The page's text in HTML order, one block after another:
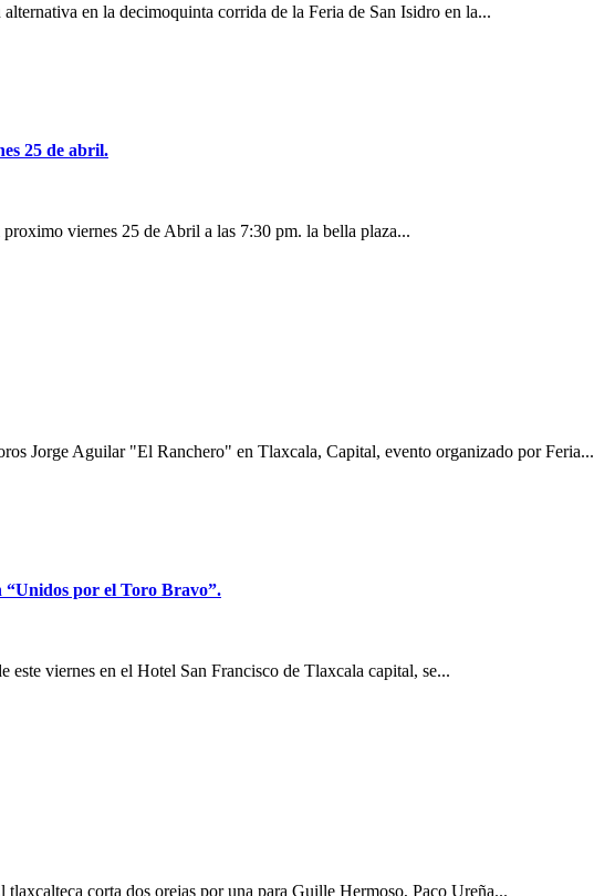
en la decimoquinta corrida de la Feria de San Isidro en la...
25 de abril.
viernes 25 de Abril a las 7:30 pm. la bella plaza...
Jorge Aguilar "El Ranchero" en Tlaxcala, Capital, evento organizado por Feria...
por el Toro Bravo”.
viernes en el Hotel San Francisco de Tlaxcala capital, se...
corta dos orejas por una para Guille Hermoso, Paco Ureña...